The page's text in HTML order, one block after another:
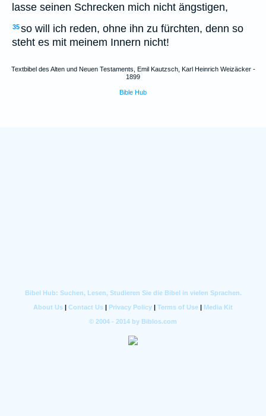
lasse seinen Schrecken mich nicht ängstigen,
35so will ich reden, ohne ihn zu fürchten, denn so
steht es mit meinem Innern nicht!
Textbibel des Alten und Neuen Testaments, Emil Kautzsch, Karl Heinrich Weizäcker -
1899
Bible Hub